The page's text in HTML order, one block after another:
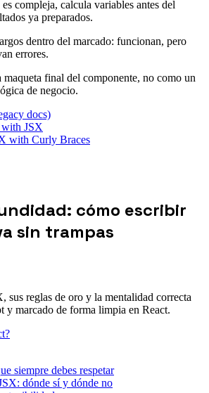
compleja, calcula variables antes del
ya preparados.
dentro del marcado: funcionan, pero
errores.
maqueta final del componente, no como un
de negocio.
docs)
JSX
with Curly Braces
cómo escribir
sin trampas
sus reglas de oro y la mentalidad correcta
y marcado de forma limpia en React.
siempre debes respetar
dónde sí y dónde no